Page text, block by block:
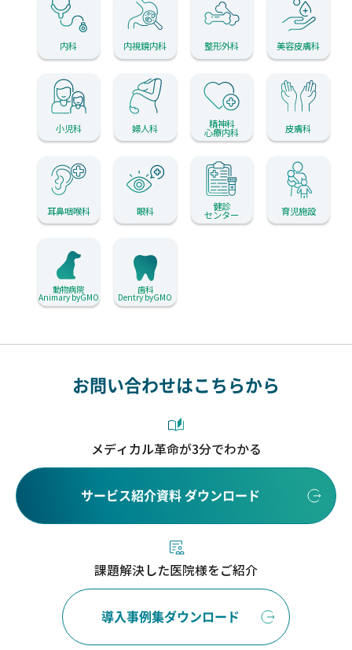
内科 内視鏡内科 整形外科 美容皮膚科
小児科 婦人科 精神科
心療内科 皮膚科
耳鼻咽喉科 眼科 健診
センター 育児施設
動物病院
Animary byGMO
歯科
Dentry byGMO
お問い合わせはこちらから
メディカル革命が3分でわかる
サービス紹介資料 ダウンロード
課題解決した医院様をご紹介
導入事例集ダウンロード